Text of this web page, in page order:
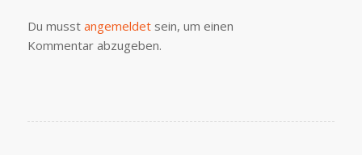
Du musst angemeldetsein, um einen
Kommentar abzugeben.